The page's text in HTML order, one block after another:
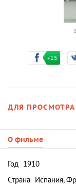
+15
ДЛЯ
О фильме
Год 1910
Страна Испания,